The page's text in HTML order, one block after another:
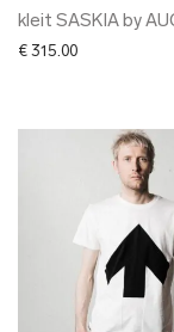
kleit SASKIA by
€ 315.00